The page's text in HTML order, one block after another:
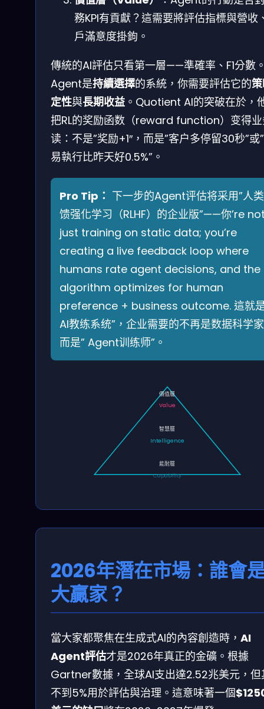
務KPI有貢獻？這需要將評估指標與營收
戶滿意度掛鉤。
傳統的AI評估只看第一層——準確率、F1分數
Agent是持續選擇的系統，你需要評估它的
定性與長期收益 。Quotient AI的突破在於，
把RL的奖励函数（reward function）变得
读：不是”奖励+1″，而是”客户多停留30秒”或
易執行比昨天好0.5%”。
Pro Tip： 下一步的Agent评估将采用”人
馈强化学习（RLHF）的企业版”——你’re
just training on static data; you’re
creating a live feedback loop where
humans rate agent decisions, and the
algorithm optimizes for human
preference + business outcome. 這就
AI教练系统”，企业需要的不再是数据科学
而是” Agent训练师”。
價值層
Value
智慧層
Intelligence
能耐層
Capability
2026年潛在市場：誰會
大贏家？
當大家都聚焦在生成式AI的內容創造時， AI
Agent評估才是2026年真正的金礦。根據
Gartner數據，全球AI支出達2.52兆美元，但
不到5%用於評估與治理。這意味著一個